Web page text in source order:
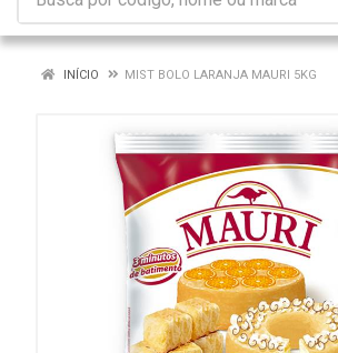
INÍCIO MIST BOLO LARANJA MAURI 5KG